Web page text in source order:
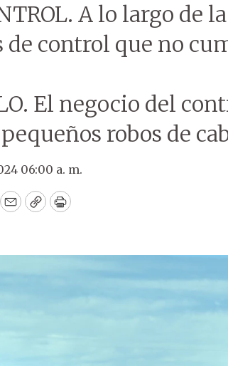
A lo largo de
de control que no
El negocio del
robos de
06:00 a. m.
EmailCopyPrint